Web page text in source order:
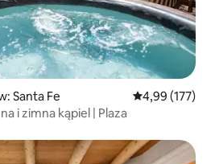
Santa Fe Średnia
4,99 (177)
i zimna kąpiel | Plaza